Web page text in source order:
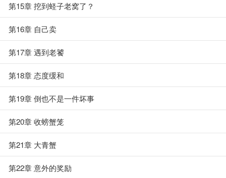
第15章 挖到蛏子老窝了？
第16章 自己卖
第17章 遇到老饕
第18章 态度缓和
第19章 倒也不是一件坏事
第20章 收螃蟹笼
第21章 大青蟹
第22章 意外的奖励